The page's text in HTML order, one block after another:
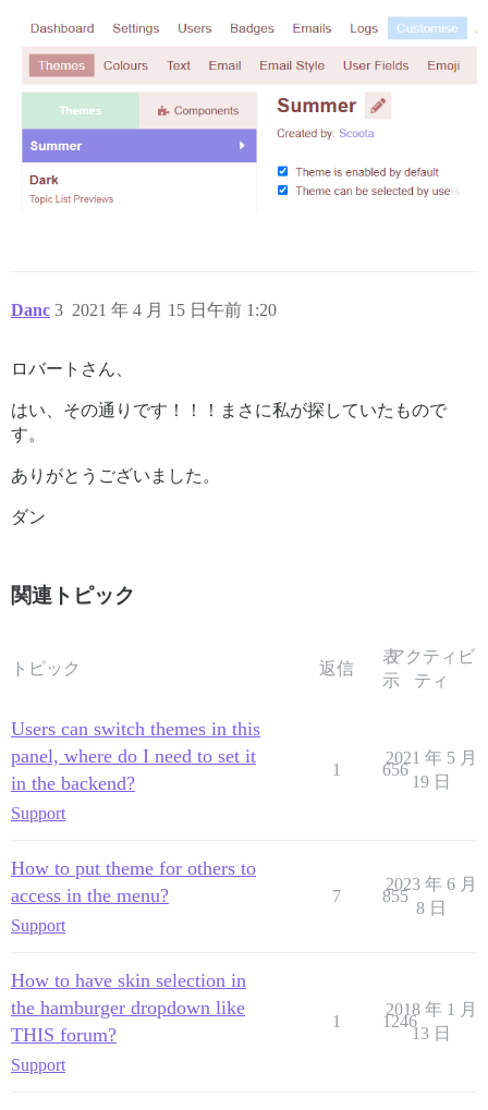
Danc 2021 年 4 月 15 日午前 1:20
3
ロバートさん、
はい、その通りです！！！まさに私が探していたもので
す。
ありがとうございました。
ダン
関連トピック
トピック 返信
表
示
アクティビ
ティ
Users can switch themes in this
panel, where do I need to set it
in the backend?
Support
1 656
2021 年 5 月
19 日
How to put theme for others to
access in the menu?
Support
7 855
2023 年 6 月
8 日
How to have skin selection in
the hamburger dropdown like
THIS forum?
Support
1 1246
2018 年 1 月
13 日